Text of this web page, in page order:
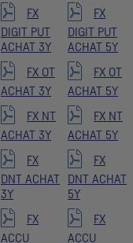
FX
DIGIT PUT
ACHAT 3Y
FX
DIGIT PUT
ACHAT 5Y
FX OT
ACHAT 3Y
FX OT
ACHAT 5Y
FX NT
ACHAT 3Y
FX NT
ACHAT 5Y
FX
DNT ACHAT
3Y
FX
DNT ACHAT
5Y
FX
ACCU
FX
ACCU